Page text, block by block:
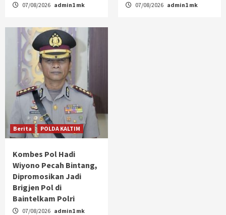
07/08/2026 admin1 mk 07/08/2026 admin1 mk
Berita POLDA KALTIM
Kombes Pol Hadi
Wiyono Pecah Bintang,
Dipromosikan Jadi
Brigjen Pol di
Baintelkam Polri
07/08/2026 admin1 mk